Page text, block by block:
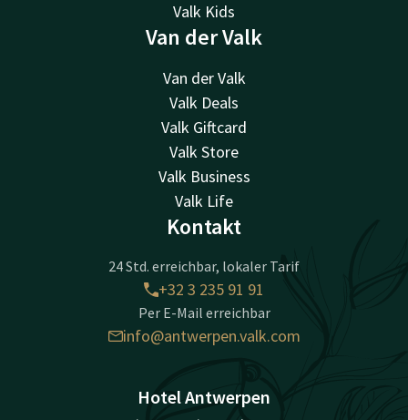
Valk Kids
Van der Valk
Van der Valk
Valk Deals
Valk Giftcard
Valk Store
Valk Business
Valk Life
Kontakt
24 Std. erreichbar, lokaler Tarif
+32 3 235 91 91
Per E-Mail erreichbar
info@antwerpen.valk.com
Hotel Antwerpen